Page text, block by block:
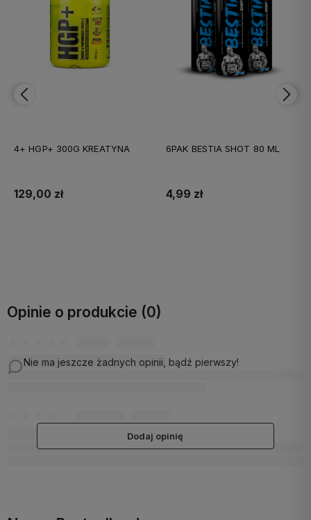
6PAK BESTIA SHOT 80 ML
4,99 zł
6PAK BIAŁKO MILKY SHAKE
24,90 zł
Opinie o produkcie (0)
Nie ma jeszcze żadnych opinii, bądź pierwszy!
Dodaj opinię